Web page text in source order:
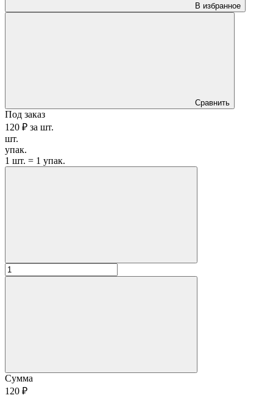
В избранное
Сравнить
Под заказ
120 ₽ за шт.
шт.
упак.
1 шт. = 1 упак.
Сумма
120 ₽